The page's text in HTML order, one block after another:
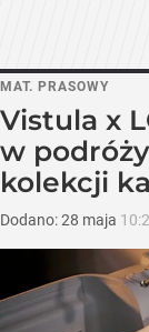
MAT. PRASOWY
Vistula x
w
kolekcji
Dodano:28 maja